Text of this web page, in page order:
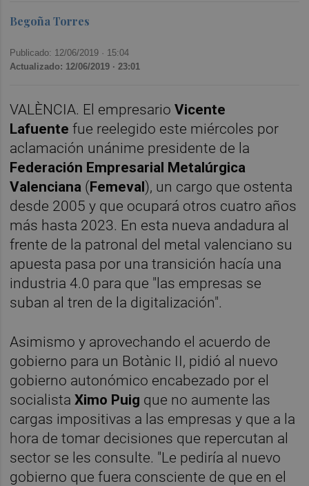
Begoña Torres
Publicado: 12/06/2019 · 15:04
Actualizado: 12/06/2019 · 23:01
VALÈNCIA. El empresarioVicente
Lafuentefue reelegido este miércoles por
aclamación unánime presidente de la
Federación Empresarial Metalúrgica
Valenciana (Femeval), un cargo que ostenta
desde 2005 y que ocupará otros cuatro años
más hasta 2023. En esta nueva andadura al
frente de la patronal del metal valenciano su
apuesta pasa por una transición hacía una
industria 4.0 para que "las empresas se
suban al tren de la digitalización".
Asimismo y aprovechando el acuerdo de
gobierno para un Botànic II, pidió al nuevo
gobierno autonómico encabezado por el
socialistaXimo Puig que no aumente las
cargas impositivas a las empresas y que a la
hora de tomar decisiones que repercutan al
sector se les consulte. "Le pediría al nuevo
gobierno que fuera consciente de que en el